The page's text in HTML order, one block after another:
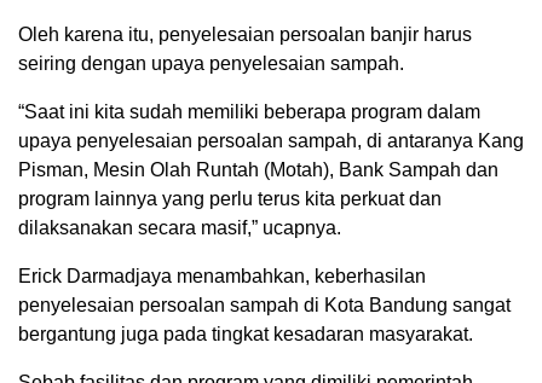
Oleh karena itu, penyelesaian persoalan banjir harus
seiring dengan upaya penyelesaian sampah.
“Saat ini kita sudah memiliki beberapa program dalam
upaya penyelesaian persoalan sampah, di antaranya Kang
Pisman, Mesin Olah Runtah (Motah), Bank Sampah dan
program lainnya yang perlu terus kita perkuat dan
dilaksanakan secara masif,” ucapnya.
Erick Darmadjaya menambahkan, keberhasilan
penyelesaian persoalan sampah di Kota Bandung sangat
bergantung juga pada tingkat kesadaran masyarakat.